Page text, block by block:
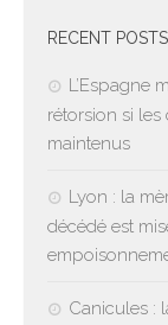
RECENT POSTS
L’Espagne
rétorsion si
maintenus
Lyon : la
décédé est
Canicules :